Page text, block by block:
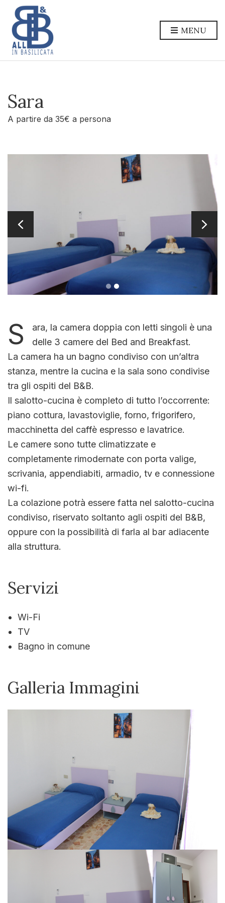
MENU
Sara
A partire da 35€ a persona
S
ara, la camera doppia con letti singoli è una
delle 3 camere del Bed and Breakfast.
La camera ha un bagno condiviso con un’altra
stanza, mentre la cucina e la sala sono condivise
tra gli ospiti del B&B.
Il salotto-cucina è completo di tutto l’occorrente:
piano cottura, lavastoviglie, forno, frigorifero,
macchinetta del caffè espresso e lavatrice.
Le camere sono tutte climatizzate e
completamente rimodernate con porta valige,
scrivania, appendiabiti, armadio, tv e connessione
wi-fi.
La colazione potrà essere fatta nel salotto-cucina
condiviso, riservato soltanto agli ospiti del B&B,
oppure con la possibilità di farla al bar adiacente
alla struttura.
Servizi
Wi-Fi
TV
Bagno in comune
Galleria Immagini